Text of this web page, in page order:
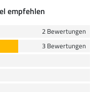
empfehlen
2 Bewertungen
3 Bewertungen